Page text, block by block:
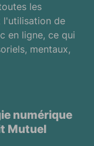
les
l'utilisation de
en ligne, ce qui
mentaux,
numérique
Mutuel